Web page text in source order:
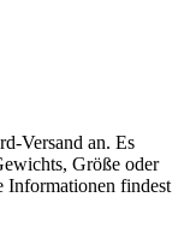
Versand an. Es
Größe oder
Informationen findest